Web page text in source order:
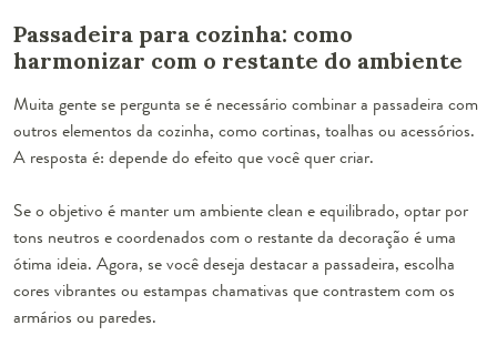
Passadeira para cozinha: como
harmonizar com o restante do ambiente
Muita gente se pergunta se é necessário combinar a passadeira com
outros elementos da cozinha, como cortinas, toalhas ou acessórios.
A resposta é: depende do efeito que você quer criar.
Se o objetivo é manter um ambiente clean e equilibrado, optar por
tons neutros e coordenados com o restante da decoração é uma
ótima ideia. Agora, se você deseja destacar a passadeira, escolha
cores vibrantes ou estampas chamativas que contrastem com os
armários ou paredes.